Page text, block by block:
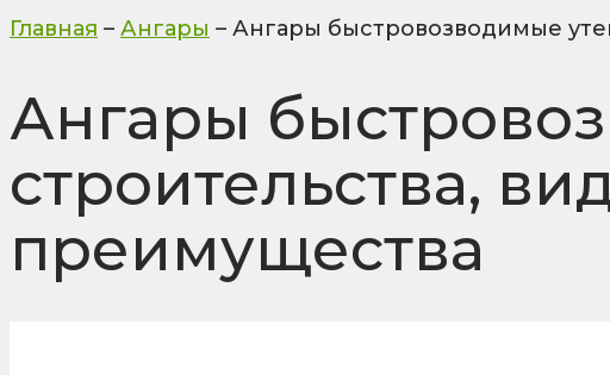
Главная – Ангары – Ангары быстровозводимые
Ангары
строительства,
преимущества